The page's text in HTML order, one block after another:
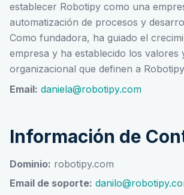
establecer Robotipy como una
automatización de procesos y
Como fundadora, ha guiado el
empresa y ha establecido los valores
organizacional que definen a
Email: daniela@robotipy.com
Información de
Dominio: robotipy.com
Email de soporte: